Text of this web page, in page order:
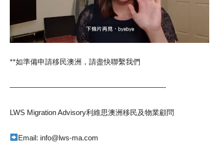
**如準備申請移民澳洲，請盡快聯繫我們
—————————————————————-
LWS Migration Advisory利維思澳洲移民及物業顧問
Email: info@lws-ma.com